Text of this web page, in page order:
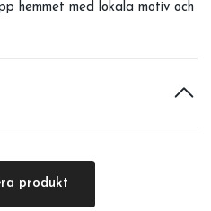
hemmet med lokala motiv och
produkt